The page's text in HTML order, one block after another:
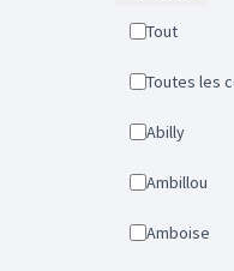
Tout
Toutes les
Abilly
Ambillou
Amboise